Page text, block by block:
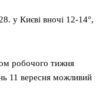
у Києві вночі 12-14°,
робочого тижня
11 вересня можливий